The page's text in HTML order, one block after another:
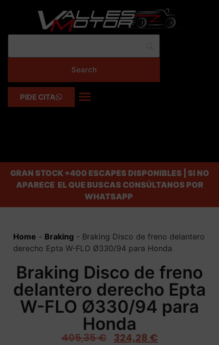
PIDE CITA
GRAN STOCK+400 ESCAPES DISPONIBLES | SI NO
APARECE EL QUE BUSCAS CONSÚLTANOS POR
WHATSAPP
Home - Braking - Braking Disco de freno delantero
derecho Epta W-FLO Ø330/94 para Honda
Braking Disco de freno
delantero derecho Epta
W-FLO Ø330/94 para
Honda
405,35€ 324,28 €